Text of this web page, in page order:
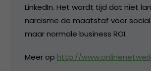
LinkedIn. Het wordt tijd dat niet
narcisme de maatstaf voor
maar normale business ROI.
Meer op http://